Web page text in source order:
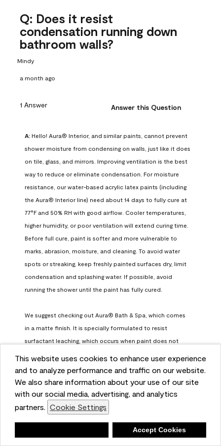
This website uses cookies to enhance user experience
and to analyze performance and traffic on our website.
We also share information about your use of our site
with our social media, advertising, and analytics
partners. Cookie Settings
Accept Cookies
Q: Does it resist
condensation running down
bathroom walls?
Mindy
a month ago
1 Answer Answer this Question
A: Hello! Aura® Interior, and similar paints, cannot prevent
shower moisture from condensing on walls, just like it does
on tile, glass, and mirrors. Improving ventilation is the best
way to reduce or eliminate condensation. For moisture
resistance, our water-based acrylic latex paints (including
the Aura® Interior line) need about 14 days to fully cure at
77°F and 50% RH with good airflow. Cooler temperatures,
higher humidity, or poor ventilation will extend curing time.
Before full cure, paint is softer and more vulnerable to
marks, abrasion, moisture, and cleaning. To avoid water
spots or streaking, keep freshly painted surfaces dry, limit
condensation and splashing water. If possible, avoid
running the shower until the paint has fully cured.
We suggest checking out Aura® Bath & Spa, which comes
in a matte finish. It is specially formulated to resist
surfactant leaching, which occurs when paint does not
https://www.benjaminmoore.com/en-us/interior-exterior-
paints-stains/product-catalog/abs/aura-bath-and-spa-
paint
Benjamin Moore Support